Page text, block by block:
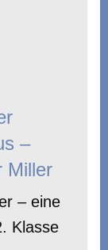
–
Miller
– eine
Klasse